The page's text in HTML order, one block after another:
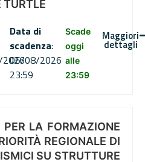
TURTLE
Data di
scadenza:
06/08/2026
23:59
Scade
oggi
alle
23:59
Maggiori
dettagli
LA FORMAZIONE
REGIONALE DI
SU STRUTTURE